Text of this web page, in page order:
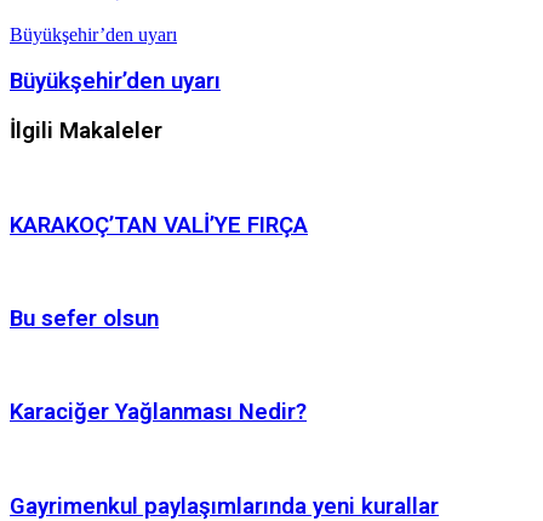
Büyükşehir’den uyarı
Büyükşehir’den uyarı
İlgili Makaleler
KARAKOÇ’TAN VALİ’YE FIRÇA
Bu sefer olsun
Karaciğer Yağlanması Nedir?
Gayrimenkul paylaşımlarında yeni kurallar